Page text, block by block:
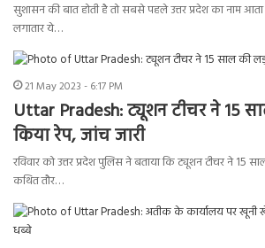
सुशासन की बात होती है तो सबसे पहले उत्तर प्रदेश का नाम आता
लगातार ये…
21 May 2023 - 6:17 PM
Uttar Pradesh: ट्यूशन टीचर ने 15
किया रेप, जांच जारी
रविवार को उत्तर प्रदेश पुलिस ने बताया कि ट्यूशन टीचर ने 15
कथित तौर…